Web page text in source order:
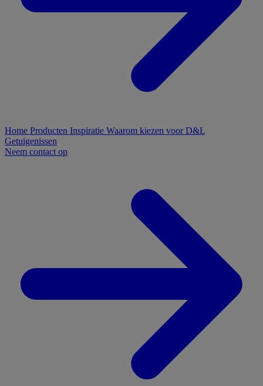
Home Producten Inspiratie Waarom kiezen voor D&L
Getuigenissen
Neem contact op